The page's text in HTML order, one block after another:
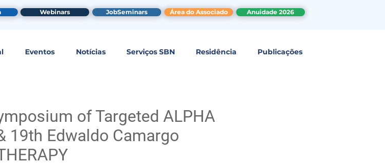
Webinars JobSeminars Área do Associado Anuidade 2026
Eventos Notícias Serviços SBN Residência Publicações
of Targeted ALPHA
19th Edwaldo Camargo